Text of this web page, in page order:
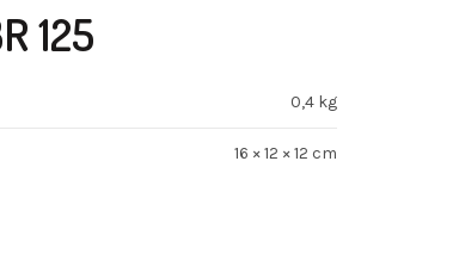
125
0,4 kg
16 × 12 × 12 cm